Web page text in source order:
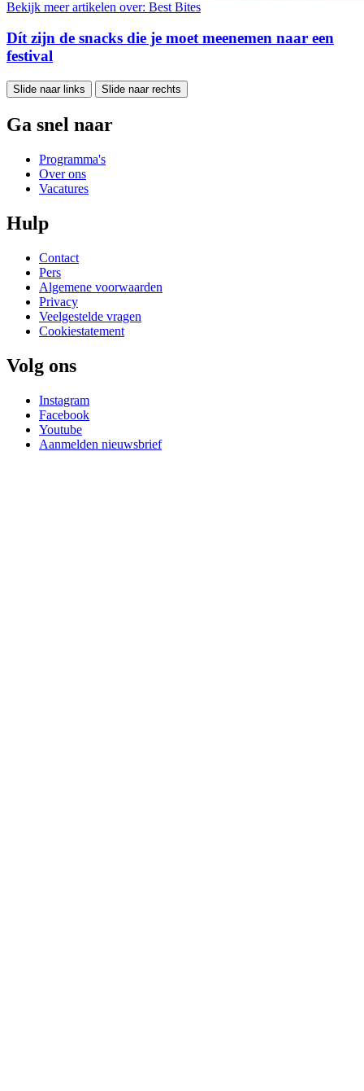
Bekijk meer artikelen over: Best Bites
Dít zijn de snacks die je moet meenemen naar een
festival
Slide naar links Slide naar rechts
Ga snel naar
Programma's
Over ons
Vacatures
Hulp
Contact
Pers
Algemene voorwaarden
Privacy
Veelgestelde vragen
Cookiestatement
Volg ons
Instagram
Facebook
Youtube
Aanmelden nieuwsbrief